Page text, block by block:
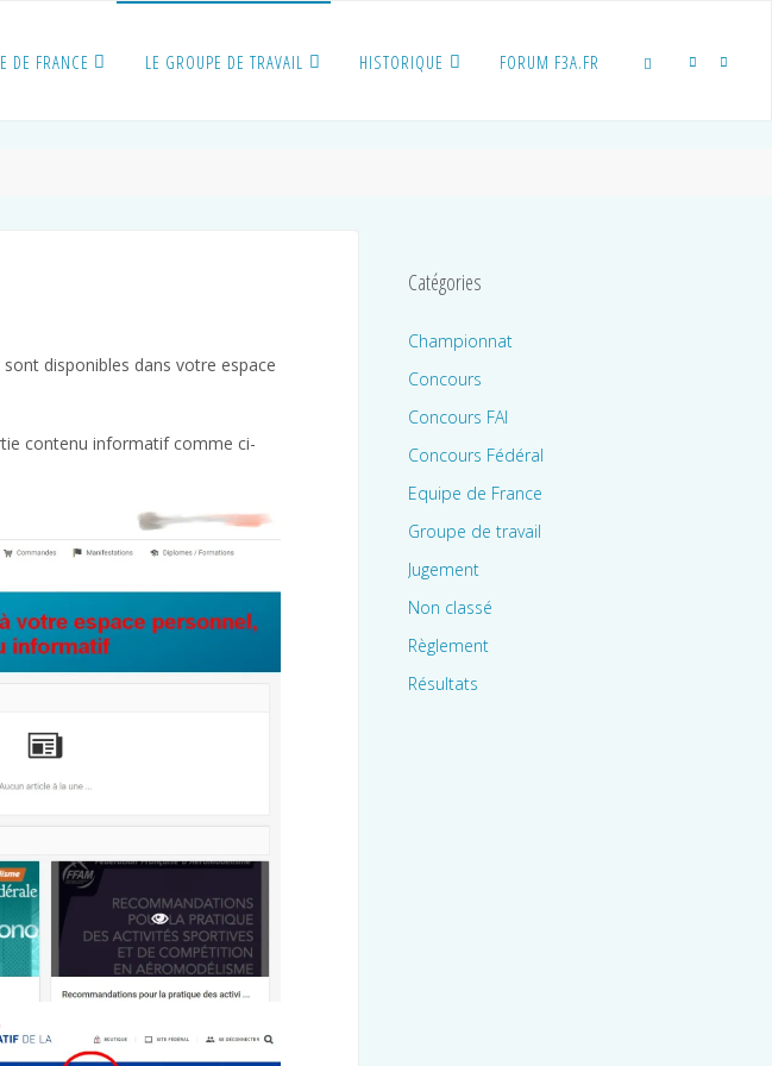
DE FRANCE LE GROUPE DE TRAVAIL HISTORIQUE FORUM F3A.FR
disponibles dans votre espace
contenu informatif comme ci-
Catégories
Championnat
Concours
Concours FAI
Concours Fédéral
Equipe de France
Groupe de travail
Jugement
Non classé
Règlement
Résultats